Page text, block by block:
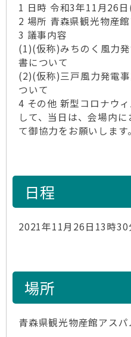
1 日時 令和3年11月26
2 場所 青森県観光物産
3 議事内容
(1)(仮称)みちのく風力
書について
(2)(仮称)三戸風力発電
ついて
4 その他 新型コロナウ
して、当日は、会場内
て御協力をお願いします。
日程
2021年11月26日13時
場所
青森県観光物産館アス